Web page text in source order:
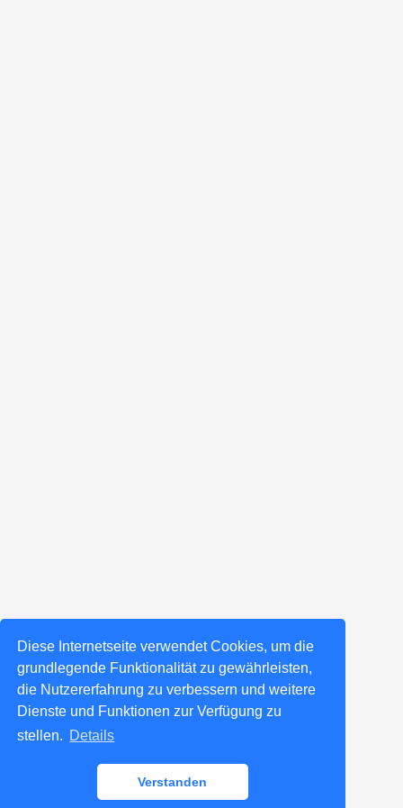
Diese Internetseite verwendet Cookies, um die
grundlegende Funktionalität zu gewährleisten,
die Nutzererfahrung zu verbessern und weitere
Dienste und Funktionen zur Verfügung zu
stellen. Details
Verstanden